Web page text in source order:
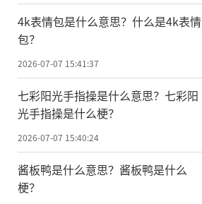
4k表情包是什么意思？什么是4k表情
包？
2026-07-07 15:41:37
七彩阳光手指操是什么意思？七彩阳
光手指操是什么梗？
2026-07-07 15:40:24
酱板鸭是什么意思？酱板鸭是什么
梗？